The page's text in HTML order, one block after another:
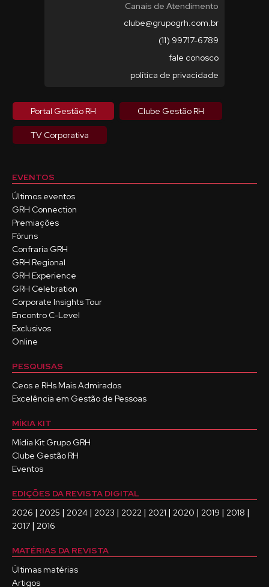
Canais de Atendimento
clube@grupogrh.com.br
(11) 99717-6789
fale conosco
política de privacidade
Portal Gestão RH Clube Gestão RH
TV Corporativa
EVENTOS
Últimos eventos
GRH Connection
Premiações
Fóruns
Confraria GRH
GRH Regional
GRH Experience
GRH Celebration
Corporate Insights Tour
Encontro C-Level
Exclusivos
Online
PESQUISAS
Ceos e RHs Mais Admirados
Excelência em Gestão de Pessoas
MÍKIA KIT
Mídia Kit Grupo GRH
Clube Gestão RH
Eventos
EDIÇÕES DA REVISTA DIGITAL
2026 | 2025 | 2024 | 2023 | 2022 | 2021 | 2020 | 2019 | 2018 |
2017 | 2016
MATÉRIAS DA REVISTA
Últimas matérias
Artigos